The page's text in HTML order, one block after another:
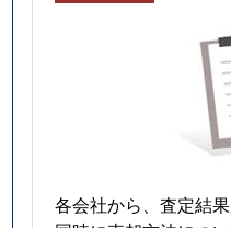
各会社から、査定結果